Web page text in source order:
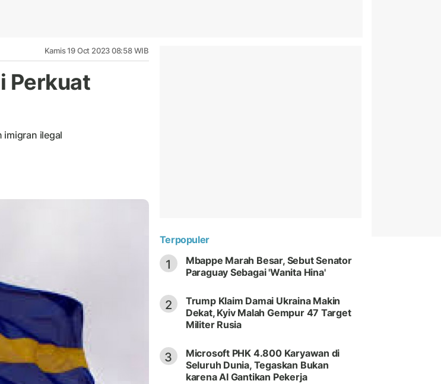
Kamis 19 Oct 2023 08:58 WIB
Perkuat
imigran ilegal
Terpopuler
1
Mbappe Marah Besar, Sebut Senator
Paraguay Sebagai 'Wanita Hina'
2
Trump Klaim Damai Ukraina Makin
Dekat, Kyiv Malah Gempur 47 Target
Militer Rusia
3
Microsoft PHK 4.800 Karyawan di
Seluruh Dunia, Tegaskan Bukan
karena AI Gantikan Pekerja